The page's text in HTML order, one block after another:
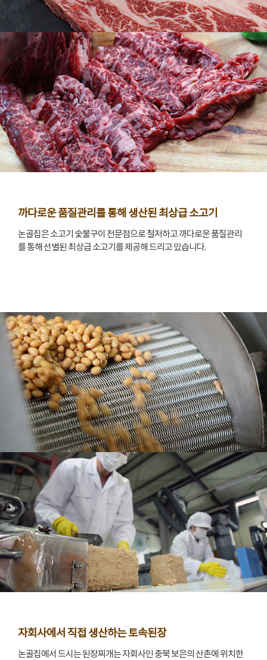
까다로운 품질관리를 통해 생산된 최상급 소고기
논골집은 소고기 숯불구이 전문점으로 철저하고 까다로운 품질관리
를 통해 선별된 최상급 소고기를 제공해 드리고 있습니다.
자회사에서 직접 생산하는 토속된장
논골집에서 드시는 된장찌개는 자회사인 충북 보은의 산촌에 위치한